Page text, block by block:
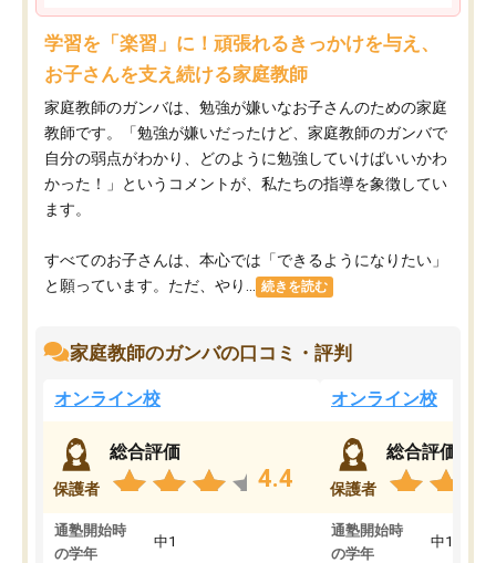
学習を「楽習」に！頑張れるきっかけを与え、
お子さんを支え続ける家庭教師
家庭教師のガンバは、勉強が嫌いなお子さんのための家庭
教師です。「勉強が嫌いだったけど、家庭教師のガンバで
自分の弱点がわかり、どのように勉強していけばいいかわ
かった！」というコメントが、私たちの指導を象徴してい
ます。
すべてのお子さんは、本心では「できるようになりたい」
と願っています。ただ、やり...
続きを読む
家庭教師のガンバの口コミ・評判
オンライン校
保護者
総合評価
4.4
通塾開始時
の学年
中1
オンライン校
保護者
総合評価
通塾開始時
の学年
中1